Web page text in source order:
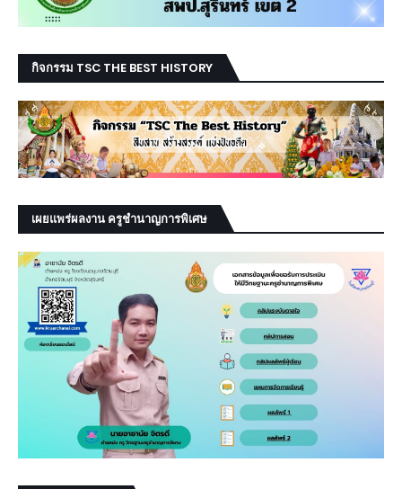
กิจกรรม TSC THE BEST HISTORY
เผยแพร่ผลงาน ครูชำนาญการพิเศษ